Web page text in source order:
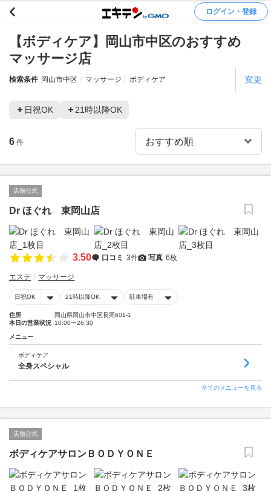
ログイン・登録
【ボディケア】岡山市中区のおすすめ
マッサージ店
検索条件 岡山市中区 マッサージ ボディケア 変更
日祝OK 21時以降OK
6 件
店舗公式
Dr ほぐれ 東岡山店
3.50 口コミ 3件 写真 6枚
エステ マッサージ
日祝OK 21時以降OK 駐車場有
住所
岡山県岡山市中区長岡601-1
本日の営業状況 10:00〜26:30
メニュー
ボディケア
全身スペシャル
全てのメニューを見る
店舗公式
ボディケアサロンＢＯＤＹＯＮＥ